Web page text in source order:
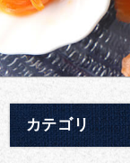
カテゴリ